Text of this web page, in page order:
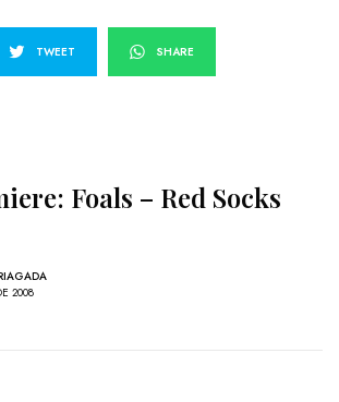
TWEET SHARE
Foals – Red Socks
2008